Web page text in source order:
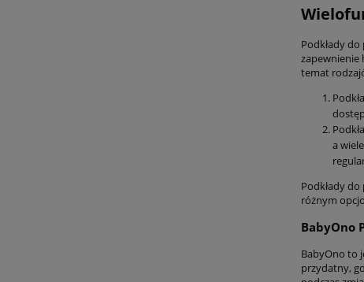
Podkłady
zapewnienie
temat
a
Podkłady
różnym
BabyOno
BabyOno to
przydatny,